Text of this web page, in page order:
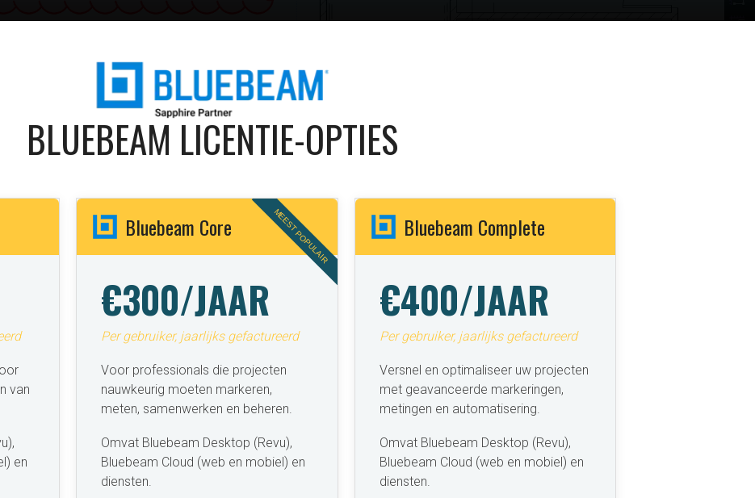
BLUEBEAM LICENTIE-OPTIES
van
en
Bluebeam Core MEEST POPULAIR
€300/JAAR
Per gebruiker, jaarlijks gefactureerd
Voor professionals die projecten
nauwkeurig moeten markeren,
meten, samenwerken en beheren.
Omvat Bluebeam Desktop (Revu),
Bluebeam Cloud (web en mobiel) en
diensten.
Bluebeam Complete
€400/JAAR
Per gebruiker, jaarlijks gefactureerd
Versnel en optimaliseer uw projecten
met geavanceerde markeringen,
metingen en automatisering.
Omvat Bluebeam Desktop (Revu),
Bluebeam Cloud (web en mobiel) en
diensten.